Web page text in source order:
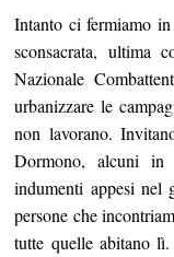
Intanto ci fermiamo
sconsacrata, ultima
Nazionale
urbanizzare le
non lavorano.
Dormono, alcuni
indumenti appesi nel
persone che
tutte quelle abitano